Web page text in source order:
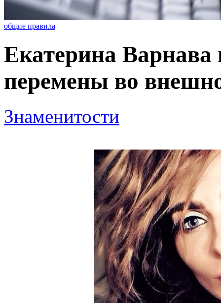
общие правила
Екатерина
перемены во
Знаменитости